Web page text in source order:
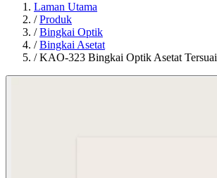
Laman Utama
/Produk
/Bingkai Optik
/Bingkai Asetat
/KAO-323 Bingkai Optik Asetat Tersuai